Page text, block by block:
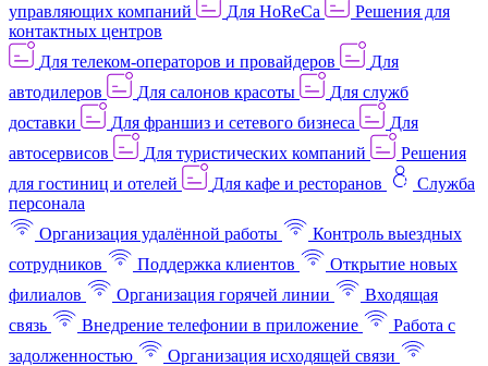
управляющих компаний
Для HoReCa
Решения для
контактных центров
Для телеком-операторов и провайдеров
Для
автодилеров
Для салонов красоты
Для служб
доставки
Для франшиз и сетевого бизнеса
Для
автосервисов
Для туристических компаний
Решения
для гостиниц и отелей
Для кафе и ресторанов
Служба
персонала
Организация удалённой работы
Контроль выездных
сотрудников
Поддержка клиентов
Открытие новых
филиалов
Организация горячей линии
Входящая
связь
Внедрение телефонии в приложение
Работа с
задолженностью
Организация исходящей связи